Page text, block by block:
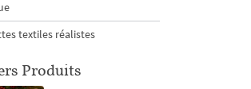
textiles réalistes
Produits